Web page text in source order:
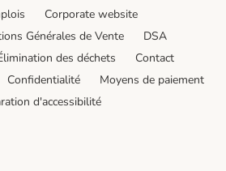
Corporate website
Générales de Vente
DSA
des déchets
Contact
Confidentialité
Moyens de paiement
d'accessibilité